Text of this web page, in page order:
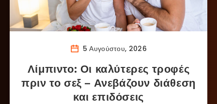
5 Αυγούστου, 2026
Λίμπιντο: Οι καλύτερες τροφές
πριν το σεξ – Ανεβάζουν διάθεση
και επιδόσεις